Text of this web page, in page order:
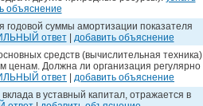
объяснение
годовой суммы амортизации показателя
ответ| добавить объяснение
средств (вычислительная техника)
ценам. Должна ли организация регулярно
ответ добавить объяснение
в уставный капитал, отражается в